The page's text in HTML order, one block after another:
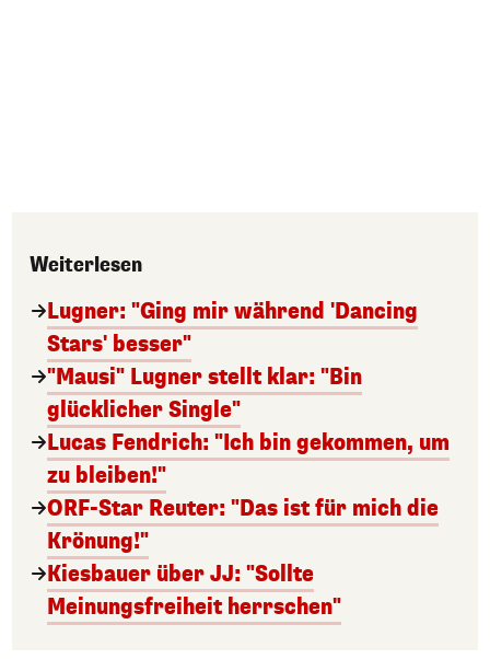
Weiterlesen
Lugner: "Ging mir während 'Dancing
Stars' besser"
"Mausi" Lugner stellt klar: "Bin
glücklicher Single"
Lucas Fendrich: "Ich bin gekommen, um
zu bleiben!"
ORF-Star Reuter: "Das ist für mich die
Krönung!"
Kiesbauer über JJ: "Sollte
Meinungsfreiheit herrschen"